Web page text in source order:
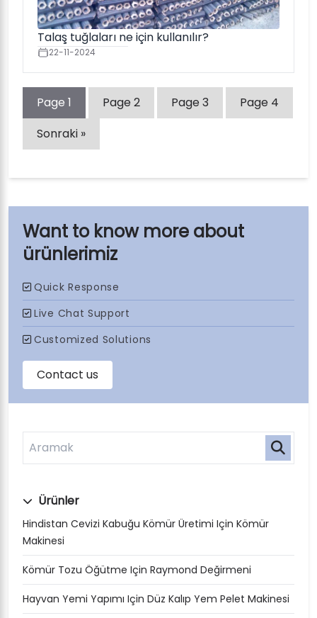
ürünlerimiz
Ürünler
Hindistan Cevizi Kabuğu Kömür Üretimi Için Kömür
Makinesi
Kömür Tozu Öğütme Için Raymond Değirmeni
Hayvan Yemi Yapımı Için Düz Kalıp Yem Pelet Makinesi
Talaş tuğlaları ne için kullanılır?
22-11-2024
Page 1 Page 2 Page 3 Page 4
Sonraki »